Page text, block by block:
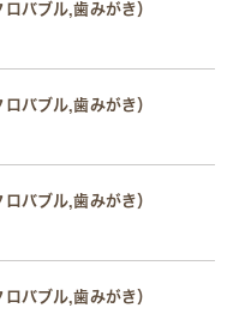
バブル,歯みがき）
バブル,歯みがき）
バブル,歯みがき）
バブル,歯みがき）